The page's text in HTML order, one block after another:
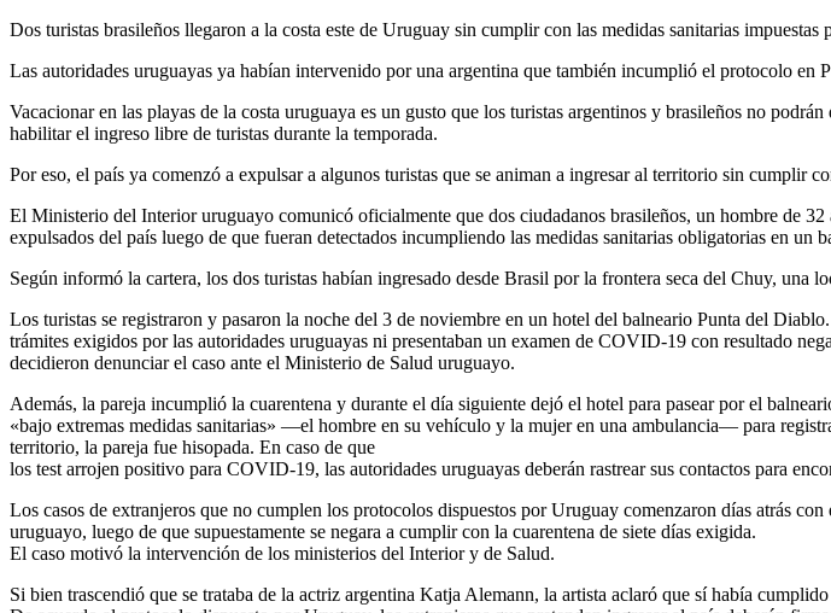
Dos turistas brasileños llegaron a la costa este de Uruguay sin cumplir con las medidas sanitarias
Las autoridades uruguayas ya habían intervenido por una argentina que también incumplió el protocolo en
Vacacionar en las playas de la costa uruguaya es un gusto que los turistas argentinos y brasileños no
habilitar el ingreso libre de turistas durante la temporada.
Por eso, el país ya comenzó a expulsar a algunos turistas que se animan a ingresar al territorio sin cumplir
El Ministerio del Interior uruguayo comunicó oficialmente que dos ciudadanos brasileños, un hombre de 32
expulsados del país luego de que fueran detectados incumpliendo las medidas sanitarias obligatorias en un
Según informó la cartera, los dos turistas habían ingresado desde Brasil por la frontera seca del Chuy,
Los turistas se registraron y pasaron la noche del 3 de noviembre en un hotel del balneario Punta del
trámites exigidos por las autoridades uruguayas ni presentaban un examen de COVID-19 con resultado
decidieron denunciar el caso ante el Ministerio de Salud uruguayo.
Además, la pareja incumplió la cuarentena y durante el día siguiente dejó el hotel para pasear por el
«bajo extremas medidas sanitarias» —el hombre en su vehículo y la mujer en una ambulancia— para
territorio, la pareja fue hisopada. En caso de que
los test arrojen positivo para COVID-19, las autoridades uruguayas deberán rastrear sus contactos para
Los casos de extranjeros que no cumplen los protocolos dispuestos por Uruguay comenzaron días atrás
uruguayo, luego de que supuestamente se negara a cumplir con la cuarentena de siete días exigida.
El caso motivó la intervención de los ministerios del Interior y de Salud.
Si bien trascendió que se trataba de la actriz argentina Katja Alemann, la artista aclaró que sí había